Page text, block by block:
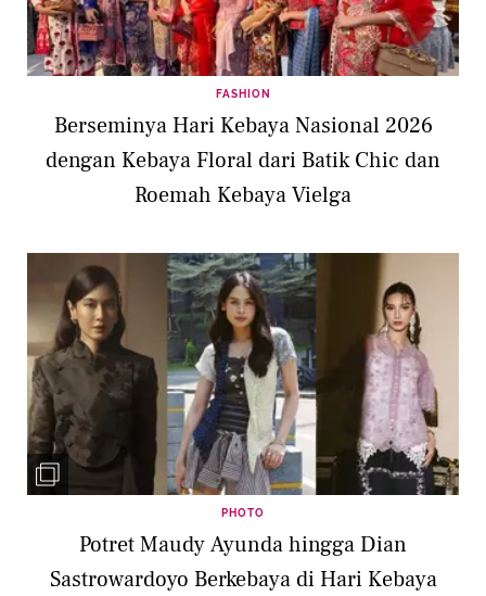
FASHION
Berseminya Hari Kebaya Nasional 2026
dengan Kebaya Floral dari Batik Chic dan
Roemah Kebaya Vielga
PHOTO
Potret Maudy Ayunda hingga Dian
Sastrowardoyo Berkebaya di Hari Kebaya